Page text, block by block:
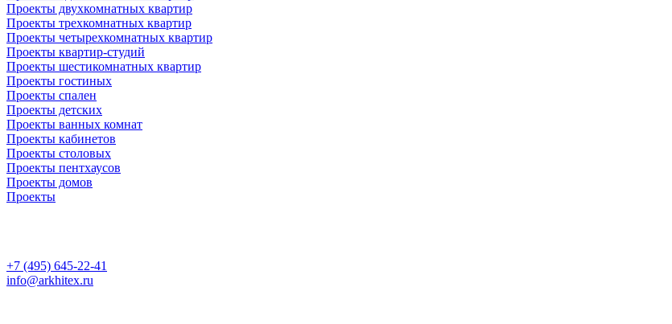
Проекты двухкомнатных квартир
Проекты трехкомнатных квартир
Проекты четырехкомнатных квартир
Проекты квартир-студий
Проекты шестикомнатных квартир
Проекты гостиных
Проекты спален
Проекты детских
Проекты ванных комнат
Проекты кабинетов
Проекты столовых
Проекты пентхаусов
Проекты домов
Проекты
+7 (495) 645-22-41
info@arkhitex.ru